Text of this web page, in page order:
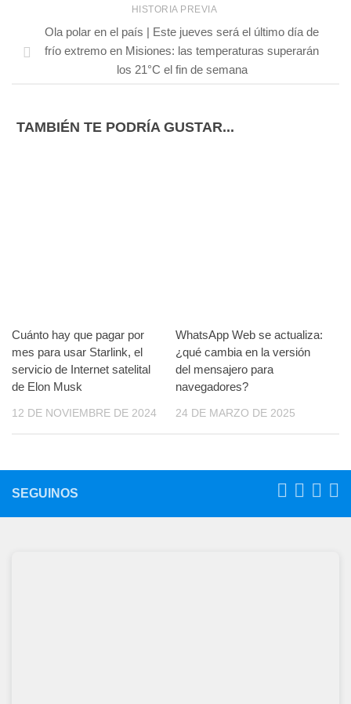
HISTORIA PREVIA
Ola polar en el país | Este jueves será el último día de
frío extremo en Misiones: las temperaturas superarán
los 21°C el fin de semana
TAMBIÉN TE PODRÍA GUSTAR...
Cuánto hay que pagar por
mes para usar Starlink, el
servicio de Internet satelital
de Elon Musk
12 DE NOVIEMBRE DE 2024
WhatsApp Web se actualiza:
¿qué cambia en la versión
del mensajero para
navegadores?
24 DE MARZO DE 2025
SEGUINOS